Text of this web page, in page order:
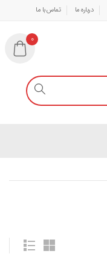
درباره ما تماس با ما
0